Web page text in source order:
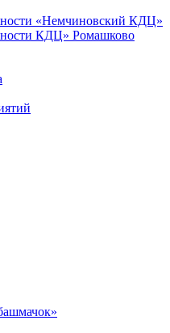
«Немчиновский КДЦ»
КДЦ» Ромашково